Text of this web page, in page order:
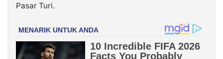
Pasar Turi.